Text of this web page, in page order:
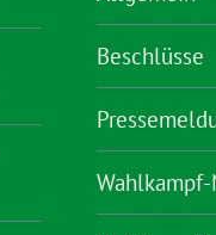
Beschlüsse